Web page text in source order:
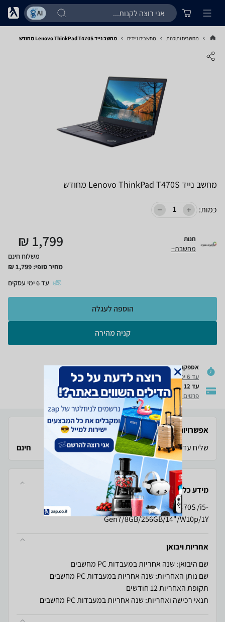
מחשבים ותוכנות מחשבים ניידים מחשב נייד Lenovo ThinkPad T470S מחודש
מחשב נייד Lenovo ThinkPad T470S מחודש
כמות:
חנות
מחשבת+ 1,799
₪
משלוח חינם
מחיר סופי: 1,799
₪
עד6ימי עסקים
קניה מהירה
הוספה לעגלה
אספקה מהירה
עד 6 ימי עסקים
רכישה בטוחה
פרטים נוספים
עד 12 תשלומים
פרטים נוספים
אפשרויות משלוח זמינות
שליח עד הבית
חינם
מידע כללי
Lenovo ThinkPad T470S /i5-
Gen7/8GB/256GB/14"/W10p/1Y
אחריות ויבואן
שם היבואן: שנה אחריות במעבדות PC מחשבים
שם נותן האחריות: שנה אחריות במעבדות PC מחשבים
תקופת האחריות 12 חודשים
תנאי רכישה ואחריות: שנה אחריות במעבדות PC מחשבים